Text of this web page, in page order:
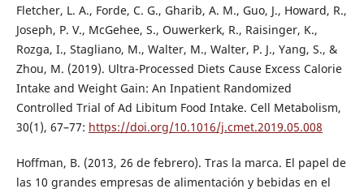
Fletcher, L. A., Forde, C. G., Gharib, A. M., Guo, J., Howard, R.,
Joseph, P. V., McGehee, S., Ouwerkerk, R., Raisinger, K.,
Rozga, I., Stagliano, M., Walter, M., Walter, P. J., Yang, S., &
Zhou, M. (2019). Ultra-Processed Diets Cause Excess Calorie
Intake and Weight Gain: An Inpatient Randomized
Controlled Trial of Ad Libitum Food Intake. Cell Metabolism,
30(1), 67–77: https://doi.org/10.1016/j.cmet.2019.05.008
Hoffman, B. (2013, 26 de febrero). Tras la marca. El papel de
las 10 grandes empresas de alimentación y bebidas en el